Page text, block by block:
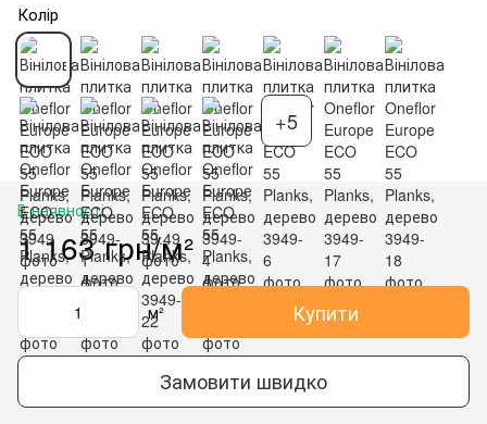
Колір
+5
В наявності
1 163 грн/м²
м² Купити
Замовити швидко